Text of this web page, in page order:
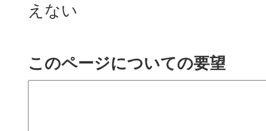
えない
このページについての要望